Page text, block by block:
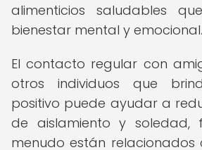
alimenticios saludables
bienestar mental y emocional.
El contacto regular con
otros individuos que
positivo puede ayudar a
de aislamiento y soledad,
menudo están relacionados